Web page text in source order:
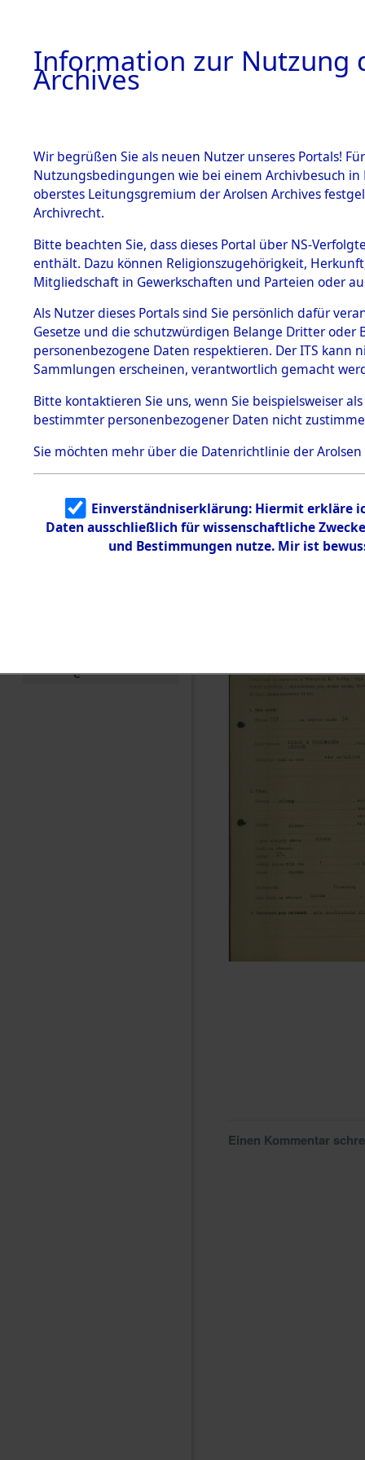
BESTÄNDE
1.
mente
5. Verschiedenes
5.3
Todesmärsche
5.3.1 Alliierte
Erhebungen
zu
Todesmärsch
en
5.3.2
Identifizierun
g
5.3.3
Todesmärsch
e
auf dem
zur
Roding)
Leben
0001
Einen Kommentar
Information zur Nutzung
Archives
Wir begrüßen Sie als neuen Nutzer unseres Portals!
Nutzungsbedingungen wie bei einem Archivbesuch
oberstes Leitungsgremium der Arolsen Archives
Archivrecht.
Bitte beachten Sie, dass dieses Portal über NS-
enthält. Dazu können Religionszugehörigkeit,
Mitgliedschaft in Gewerkschaften und Parteien oder
Als Nutzer dieses Portals sind Sie persönlich dafür
Gesetze und die schutzwürdigen Belange Dritter
personenbezogene Daten respektieren. Der ITS
Sammlungen erscheinen, verantwortlich gemacht
Bitte kontaktieren Sie uns, wenn Sie beispielsweiser
bestimmter personenbezogener Daten nicht
Sie möchten mehr über die Datenrichtlinie der Arolsen
Einverständniserklärung: Hiermit erkläre
Daten ausschließlich für wissenschaftliche
und Bestimmungen nutze. Mir ist